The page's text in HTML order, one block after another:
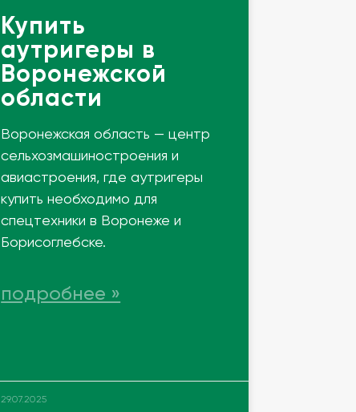
Купить
аутригеры в
Воронежской
области
Воронежская область — центр
сельхозмашиностроения и
авиастроения, где аутригеры
купить необходимо для
спецтехники в Воронеже и
Борисоглебске.
подробнее »
29.07.2025